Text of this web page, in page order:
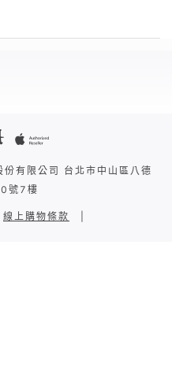
有限公司 台北市中山區八德
號7樓
線上購物條款